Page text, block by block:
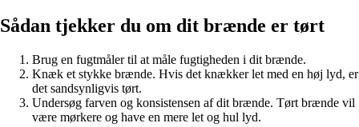
Sådan tjekker du om dit brænde er tørt
Brug en fugtmåler til at måle fugtigheden i dit brænde.
Knæk et stykke brænde. Hvis det knækker let med en høj lyd, er
det sandsynligvis tørt.
Undersøg farven og konsistensen af dit brænde. Tørt brænde vil
være mørkere og have en mere let og hul lyd.